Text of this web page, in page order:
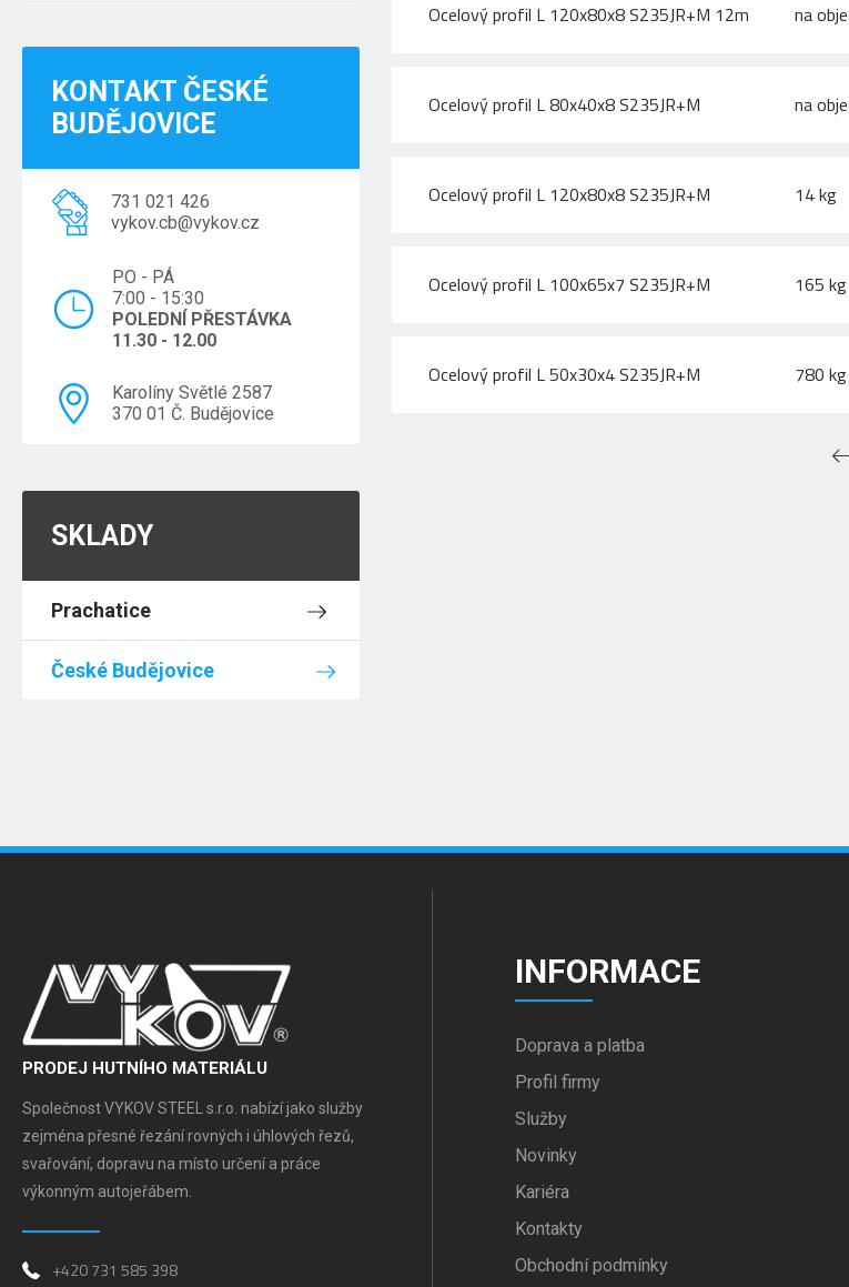
KONTAKT ČESKÉ
BUDĚJOVICE
731 021 426
vykov.cb@vykov.cz
PO - PÁ
7:00 - 15:30
POLEDNÍ PŘESTÁVKA
11.30 - 12.00
Karolíny Světlé 2587
370 01 Č. Budějovice
SKLADY
Prachatice
České Budějovice
Ocelový profil L 120x80x8 S235JR+M 12m na
Ocelový profil L 80x40x8 S235JR+M na
Ocelový profil L 120x80x8 S235JR+M 14 kg
Ocelový profil L 100x65x7 S235JR+M 165 kg
Ocelový profil L 50x30x4 S235JR+M 780 kg
PRODEJ HUTNÍHO MATERIÁLU
Společnost VYKOV STEEL s.r.o. nabízí jako služby
zejména přesné řezání rovných i úhlových řezů,
svařování, dopravu na místo určení a práce
výkonným autojeřábem.
+420 731 585 398
INFORMACE
Doprava a platba
Profil firmy
Služby
Novinky
Kariéra
Kontakty
Obchodní podmínky